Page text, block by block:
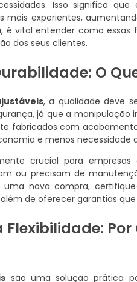
Isso significa
mais experientes,
é vital entender como
dos seus clientes.
O
, a qualidade deve
já que a manipulação
fabricados com
e menos
crucial para
ou precisam de
uma nova compra,
de oferecer garantias
são uma solução prática